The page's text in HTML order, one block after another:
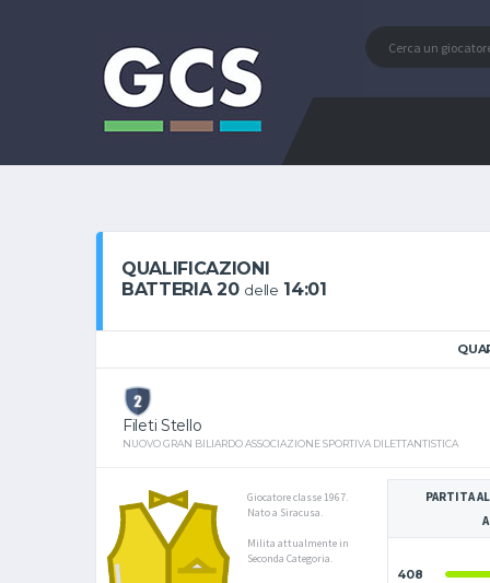
QUALIFICAZIONI
BATTERIA 20 delle 14:01
Fileti Stello
NUOVO GRAN BILIARDO ASSOCIAZIONE SPORTIVA DILETTANTISTICA
PARTITA
408
Giocatore classe 1967.
Nato a Siracusa.
Milita attualmente in
Seconda Categoria.